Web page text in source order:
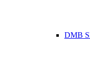
DMB